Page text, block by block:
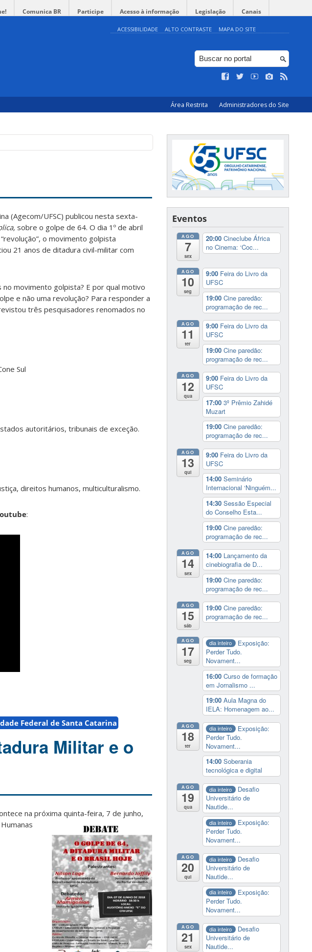
Comunica BR Participe Acesso à informação Legislação Canais
ACESSIBILIDADE ALTO CONTRASTE MAPA DO SITE
Área Restrita Administradores do Site
(Agecom/UFSC) publicou nesta sexta-
sobre o golpe de 64. O dia 1º de abril
o movimento golpista
21 anos de ditadura civil-militar com
movimento golpista? E por qual motivo
e não uma revolução? Para responder a
três pesquisadores renomados no
Sul
autoritários, tribunais de exceção.
direitos humanos, multiculturalismo.
:
Federal de Santa Catarina
Militar e o
na próxima quinta-feira, 7 de junho,
Eventos
AGO
7
sex
20:00 Cineclube África
no Cinema: ‘Coc...
AGO
10
seg
9:00 Feira do Livro da
UFSC
19:00 Cine paredão:
programação de rec...
AGO
11
ter
9:00 Feira do Livro da
UFSC
19:00 Cine paredão:
programação de rec...
AGO
12
qua
9:00 Feira do Livro da
UFSC
17:00 3º Prêmio Zahidé
Muzart
19:00 Cine paredão:
programação de rec...
AGO
13
qui
9:00 Feira do Livro da
UFSC
14:00 Seminário
Internacional ‘Ninguém...
14:30 Sessão Especial
do Conselho Esta...
19:00 Cine paredão:
programação de rec...
AGO
14
sex
14:00 Lançamento da
cinebiografia de D...
19:00 Cine paredão:
programação de rec...
AGO
15
sáb
19:00 Cine paredão:
programação de rec...
AGO
17
seg
dia inteiro
Exposição:
Perder Tudo.
Novament...
16:00 Curso de formação
em Jornalismo ...
19:00 Aula Magna do
IELA: Homenagem ao...
AGO
18
ter
dia inteiro
Exposição:
Perder Tudo.
Novament...
14:00 Soberania
tecnológica e digital
AGO
19
qua
dia inteiro
Desafio
Universitário de
Nautide...
dia inteiro
Exposição:
Perder Tudo.
Novament...
AGO
20
qui
dia inteiro
Desafio
Universitário de
Nautide...
dia inteiro
Exposição:
Perder Tudo.
Novament...
AGO
21
sex
dia inteiro
Desafio
Universitário de
Nautide...